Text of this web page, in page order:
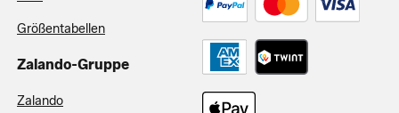
Größentabellen
Zalando-Gruppe
Zalando